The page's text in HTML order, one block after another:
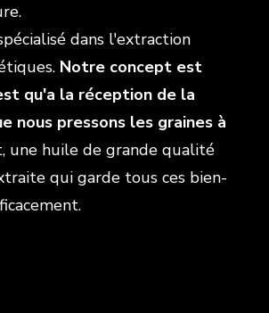
dans l'extraction
Notre concept est
qu'a la réception de la
nous pressons les graines à
une huile de grande qualité
qui garde tous ces bien-